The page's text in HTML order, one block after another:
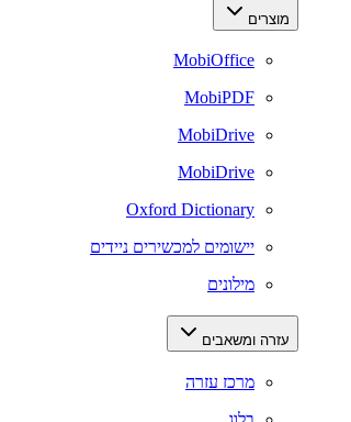
מוצרים
MobiOffice
MobiPDF
MobiDrive
MobiDrive
Oxford Dictionary
יישומים למכשירים ניידים
מילונים
עזרה ומשאבים
מרכז עזרה